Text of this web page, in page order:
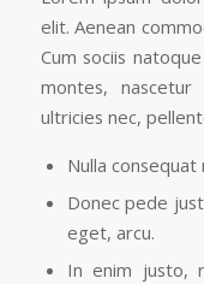
elit. Aenean
Cum sociis
montes,
ultricies nec,
Nulla consequat
Donec pede
eget, arcu.
In enim justo,